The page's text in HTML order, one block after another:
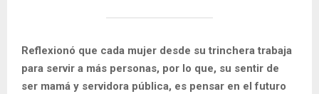
Reflexionó que cada mujer desde su trinchera trabaja
para servir a más personas, por lo que, su sentir de
ser mamá y servidora pública, es pensar en el futuro